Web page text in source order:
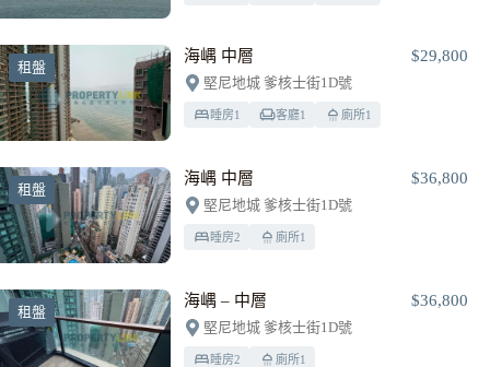
租盤
海嵎 中層 $29,800
堅尼地城 爹核士街1D號
睡房1 客廳1 廁所1
租盤
海嵎 中層 $36,800
堅尼地城 爹核士街1D號
睡房2 廁所1
租盤
海嵎 – 中層 $36,800
堅尼地城 爹核士街1D號
睡房2 廁所1